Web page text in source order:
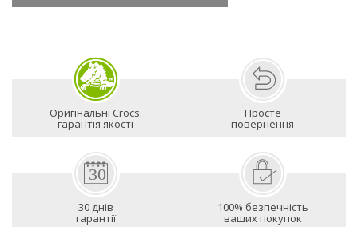
Оригінальні Crocs:
гарантія якості
Просте
повернення
30 днів
гарантії
100% безпечність
ваших покупок